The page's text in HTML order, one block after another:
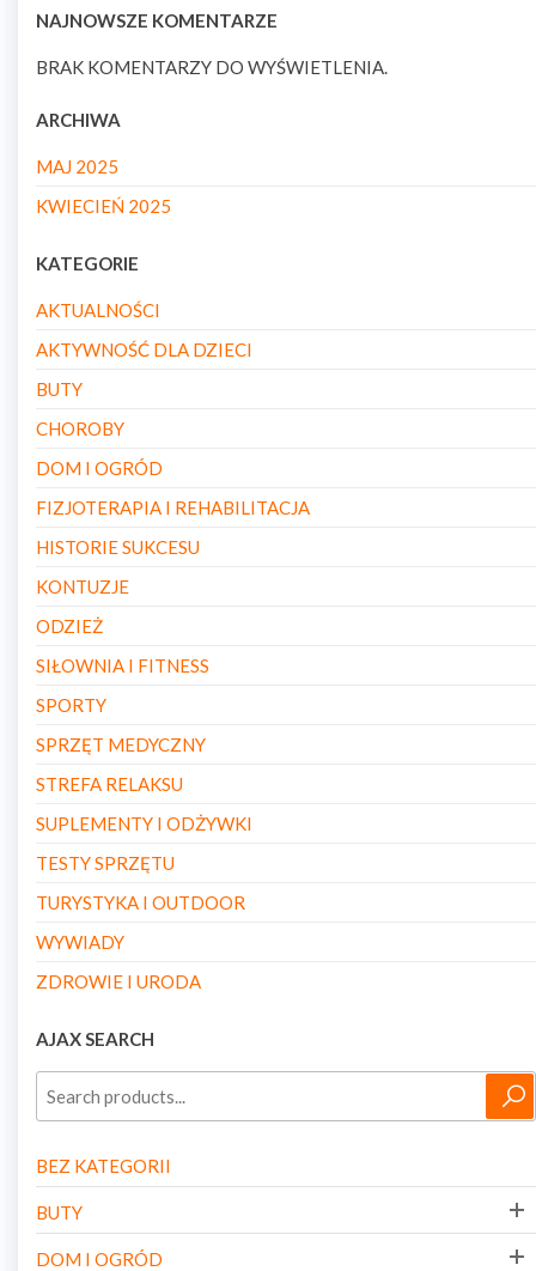
NAJNOWSZE KOMENTARZE
BRAK KOMENTARZY DO WYŚWIETLENIA.
ARCHIWA
MAJ 2025
KWIECIEŃ 2025
KATEGORIE
AKTUALNOŚCI
AKTYWNOŚĆ DLA DZIECI
BUTY
CHOROBY
DOM I OGRÓD
FIZJOTERAPIA I REHABILITACJA
HISTORIE SUKCESU
KONTUZJE
ODZIEŻ
SIŁOWNIA I FITNESS
SPORTY
SPRZĘT MEDYCZNY
STREFA RELAKSU
SUPLEMENTY I ODŻYWKI
TESTY SPRZĘTU
TURYSTYKA I OUTDOOR
WYWIADY
ZDROWIE I URODA
AJAX SEARCH
BEZ KATEGORII
BUTY
DOM I OGRÓD